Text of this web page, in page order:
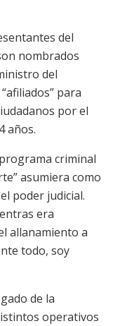
del
nombrados
del
para
por el
años.
criminal
asumiera como
poder judicial.
era
allanamiento a
todo, soy
de la
operativos